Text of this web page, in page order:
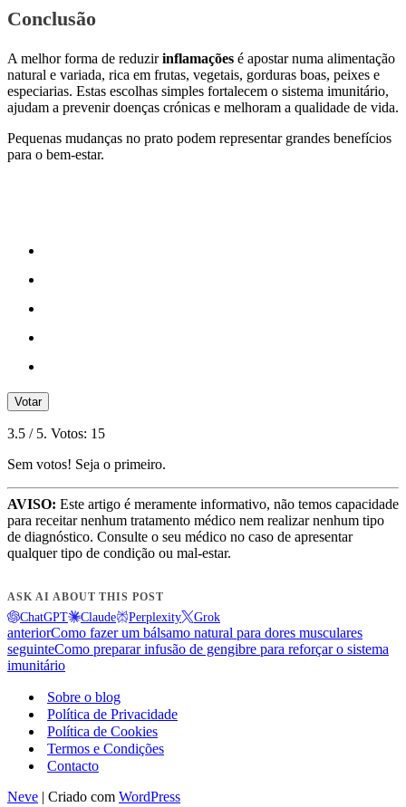
Conclusão
A melhor forma de reduzirinflamações é apostar numa alimentação
natural e variada, rica em frutas, vegetais, gorduras boas, peixes e
especiarias. Estas escolhas simples fortalecem o sistema imunitário,
ajudam a prevenir doenças crónicas e melhoram a qualidade de vida.
Pequenas mudanças no prato podem representar grandes benefícios
para o bem-estar.
Votar
3.5 / 5. Votos: 15
Sem votos! Seja o primeiro.
AVISO: Este artigo é meramente informativo, não temos capacidade
para receitar nenhum tratamento médico nem realizar nenhum tipo
de diagnóstico. Consulte o seu médico no caso de apresentar
qualquer tipo de condição ou mal-estar.
ASK AI ABOUT THIS POST
ChatGPT Claude Perplexity Grok
anteriorComo fazer um bálsamo natural para dores musculares
seguinteComo preparar infusão de gengibre para reforçar o sistema
imunitário
Sobre o blog
Política de Privacidade
Política de Cookies
Termos e Condições
Contacto
Neve | Criado com WordPress